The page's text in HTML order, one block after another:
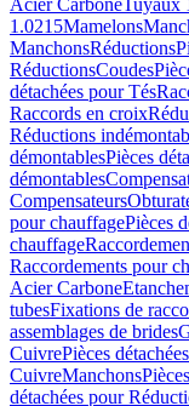
Acier CarboneTuyaux
1.0215Mamelons
ManchonsRéductions
RéductionsCoudes
détachées pour Tés
Raccords en croix
Réductions
démontablesPièces
démontables
Compensateurs
pour chauffagePièces
chauffage
Raccordements pour
Acier Carbone
tubesFixations de
assemblages de brides
CuivrePièces
CuivreManchons
détachées pour